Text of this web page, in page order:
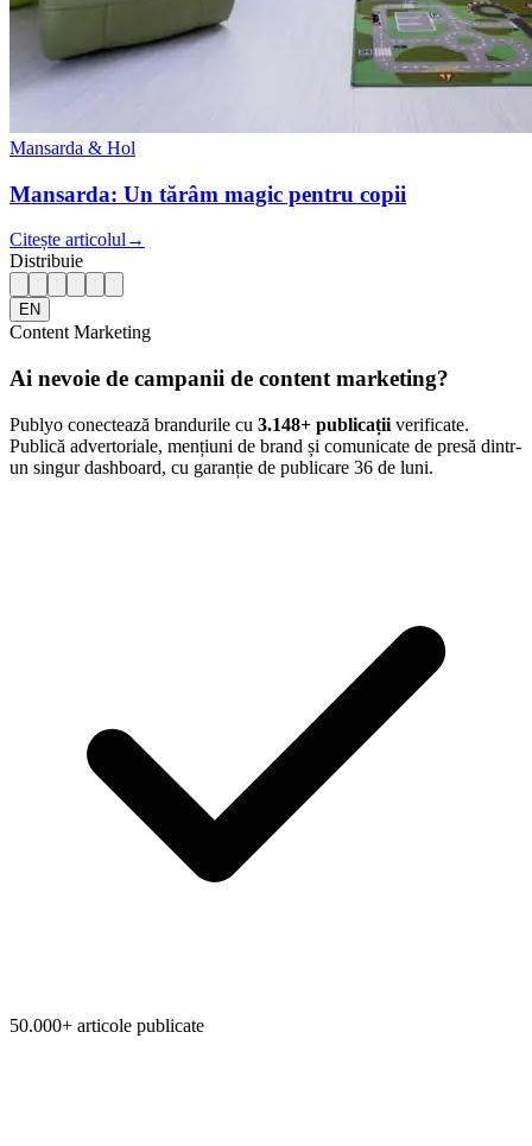
Mansarda & Hol
Mansarda: Un tărâm magic pentru copii
Citește articolul →
Distribuie
EN
Content Marketing
Ai nevoie de campanii de content marketing?
Publyo conectează brandurile cu 3.148+ publicații verificate.
Publică advertoriale, mențiuni de brand și comunicate de presă dintr-
un singur dashboard, cu garanție de publicare 36 de luni.
50.000+ articole publicate